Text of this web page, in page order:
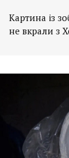
Картина із
не вкрали з